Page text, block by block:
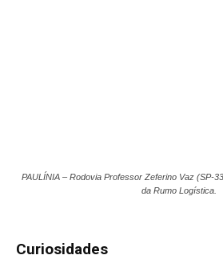
PAULÍNIA – Rodovia Professor Zeferino Vaz (SP-
da Rumo Logística.
Curiosidades